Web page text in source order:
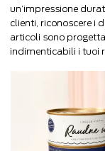
un’impressione
clienti, riconoscere i
articoli sono
indimenticabili i tuoi